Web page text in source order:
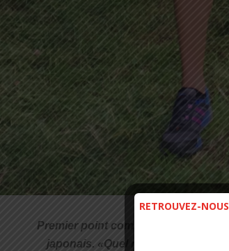
Premier point commun, la marque
japonais. «Quel rapport ?» me
RETROUVEZ-